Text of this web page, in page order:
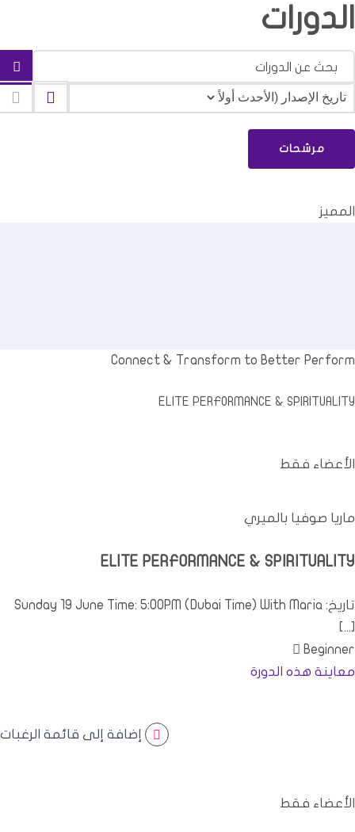
الدورات
مرشحات
المميز
Connect & Transform to Better Perform
ELITE PERFORMANCE & SPIRITUALITY
الأعضاء فقط
ماريا صوفيا بالميري
ELITE PERFORMANCE & SPIRITUALITY
تاريخ: Sunday 19 June Time: 5:00PM ( Dubai Time) With Maria
[...]
Beginner
معاينة هذه الدورة
إضافة إلى قائمة الرغبات
الأعضاء فقط